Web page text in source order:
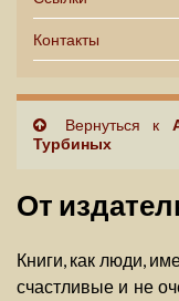
Контакты
Вернуться к
Турбиных
От
Книги, как люди,
счастливые и не